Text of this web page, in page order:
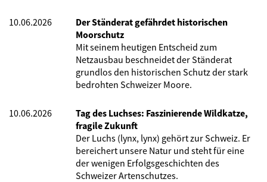
10.06.2026
Der Ständerat gefährdet historischen
Moorschutz
Mit seinem heutigen Entscheid zum
Netzausbau beschneidet der Ständerat
grundlos den historischen Schutz der stark
bedrohten Schweizer Moore.
10.06.2026
Tag des Luchses: Faszinierende Wildkatze,
fragile Zukunft
Der Luchs (lynx, lynx) gehört zur Schweiz. Er
bereichert unsere Natur und steht für eine
der wenigen Erfolgsgeschichten des
Schweizer Artenschutzes.